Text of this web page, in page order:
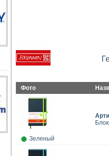
Фото
Зеленый